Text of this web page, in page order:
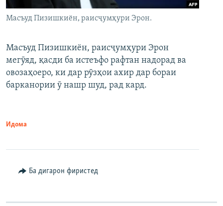
Масъуд Пизишкиён, раисҷумҳури Эрон.
Масъуд Пизишкиён, раисҷумҳури Эрон
мегӯяд, қасди ба истеъфо рафтан надорад ва
овозаҳоеро, ки дар рӯзҳои ахир дар бораи
барканории ӯ нашр шуд, рад кард.
Идома
Ба дигарон фиристед